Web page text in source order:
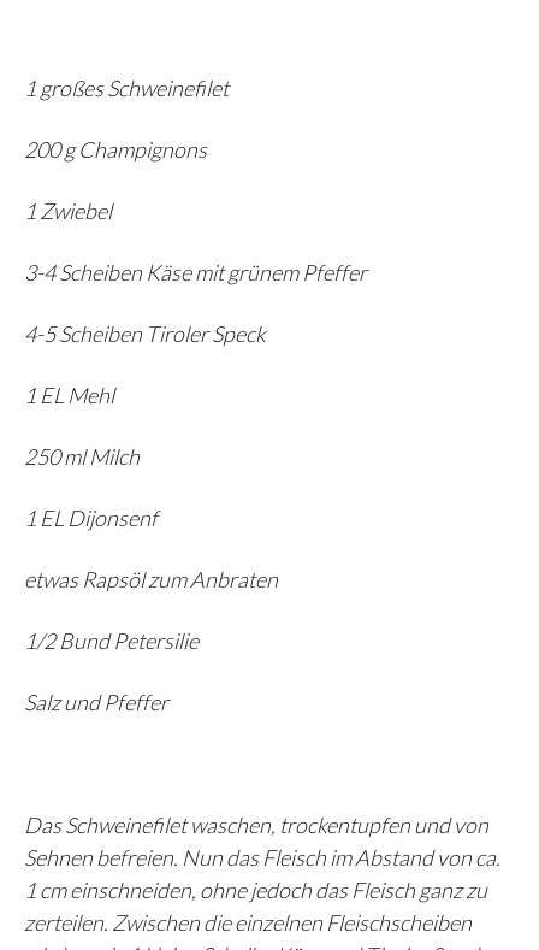
1 großes Schweinefilet
200 g Champignons
1 Zwiebel
3-4 Scheiben Käse mit grünem Pfeffer
4-5 Scheiben Tiroler Speck
1 EL Mehl
250 ml Milch
1 EL Dijonsenf
etwas Rapsöl zum Anbraten
1/2 Bund Petersilie
Salz und Pfeffer
Das Schweinefilet waschen, trockentupfen und von
Sehnen befreien. Nun das Fleisch im Abstand von ca.
1 cm einschneiden, ohne jedoch das Fleisch ganz zu
zerteilen. Zwischen die einzelnen Fleischscheiben